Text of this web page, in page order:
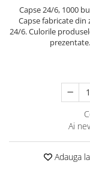
Produse si
Caiete si produse
Caiete incepatori
Caiete speciale
Vocabulare
Capse 24/6, 1000
Capse fabricate din
24/6. Culorile
Ai
Adauga